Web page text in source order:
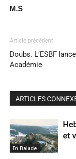
M.S
Article précédent
Doubs. L’ESBF
Académie
ARTICLES
En Balade
et